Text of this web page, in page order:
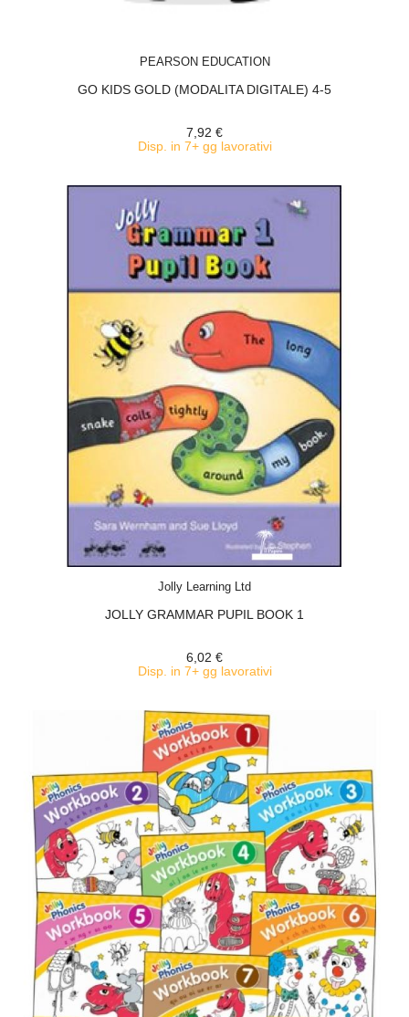
PEARSON EDUCATION
GO KIDS GOLD (MODALITA DIGITALE) 4-5
7,92 €
Disp. in 7+ gg lavorativi
Jolly Learning Ltd
JOLLY GRAMMAR PUPIL BOOK 1
6,02 €
Disp. in 7+ gg lavorativi